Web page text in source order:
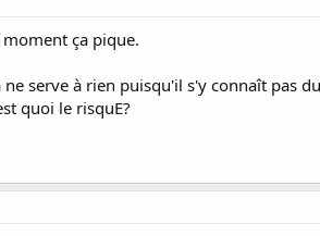
ça pique.
serve à rien puisqu'il s'y connaît pas
quoi le risquE?